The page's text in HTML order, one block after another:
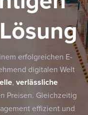
erfolgreichen E-
digitalen Welt
, verlässliche
Preisen. Gleichzeitig
effizient und